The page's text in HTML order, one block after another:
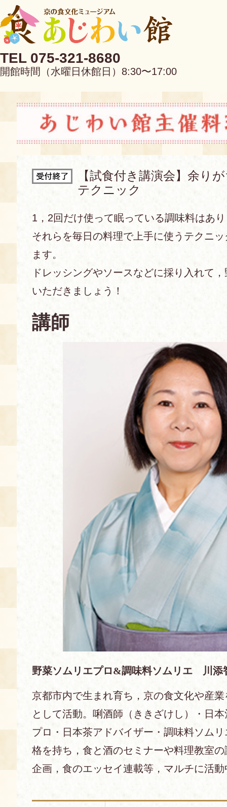
TEL 075-321-8680
開館時間（水曜日休館日）8:30〜17:00
EN 中文
京の食文化について
アクセス
料理教室
募集中の教室
キャンセル・ご変更
食の海援隊・陸援隊 会員限定
展示室のご紹介
お土産コーナー
レンタル
備品リスト
空き状況・ご予約
使用料・お支払い方法
団体向け見学・体験
食の語り部の部屋
展示見学
講演会付き料理教室
あじわい館弁当
【試食付き講演会】余り
テクニック
1，2回だけ使って眠っている調味料はあ
それらを毎日の料理で上手に使うテクニ
ます。
ドレッシングやソースなどに採り入れて
いただきましょう！
講師
野菜ソムリエプロ&調味料ソムリエ 川添
京都市内で生まれ育ち，京の食文化や産
として活動。唎酒師（ききざけし）・日
プロ・日本茶アドバイザー・調味料ソム
格を持ち，食と酒のセミナーや料理教室
企画，食のエッセイ連載等，マルチに活動